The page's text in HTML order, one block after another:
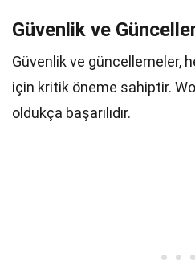
Güvenlik ve
Güvenlik ve güncellemeler,
için kritik öneme sahiptir.
oldukça başarılıdır.